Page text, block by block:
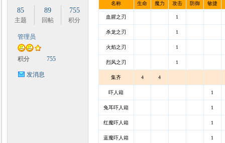
85
主题
89
回帖
755
积分
管理员
积分 755
发消息
名称 生命 魔力 攻击 防御 敏捷
血腥之刃 1
杀龙之刃 1
火焰之刃 1
烈风之刃 1
集齐 4 4
吓人箱 1
兔耳吓人箱 1
红魔吓人箱 1
蓝魔吓人箱 1